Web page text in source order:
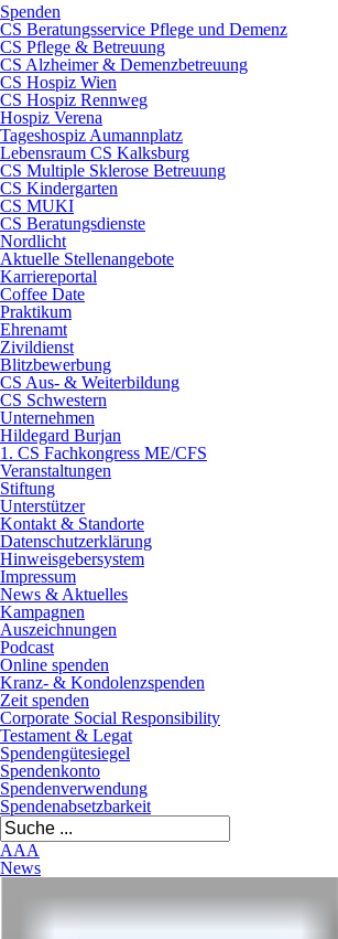
Spenden
CS Beratungsservice Pflege und Demenz
CS Pflege & Betreuung
CS Alzheimer & Demenzbetreuung
CS Hospiz Wien
CS Hospiz Rennweg
Hospiz Verena
Tageshospiz Aumannplatz
Lebensraum CS Kalksburg
CS Multiple Sklerose Betreuung
CS Kindergarten
CS MUKI
CS Beratungsdienste
Nordlicht
Aktuelle Stellenangebote
Karriereportal
Coffee Date
Praktikum
Ehrenamt
Zivildienst
Blitzbewerbung
CS Aus- & Weiterbildung
CS Schwestern
Unternehmen
Hildegard Burjan
1. CS Fachkongress ME/CFS
Veranstaltungen
Stiftung
Unterstützer
Kontakt & Standorte
Datenschutzerklärung
Hinweisgebersystem
Impressum
News & Aktuelles
Kampagnen
Auszeichnungen
Podcast
Online spenden
Kranz- & Kondolenzspenden
Zeit spenden
Corporate Social Responsibility
Testament & Legat
Spendengütesiegel
Spendenkonto
Spendenverwendung
Spendenabsetzbarkeit
AAA
News